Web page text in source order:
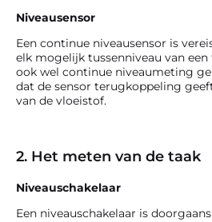
Niveausensor
Een continue niveausensor is
elk mogelijk tussenniveau van
ook wel continue niveaumeting
dat de sensor terugkoppeling
van de vloeistof.
2. Het meten van de taak
Niveauschakelaar
Een niveauschakelaar is